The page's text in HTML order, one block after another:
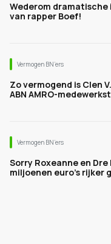
Wederom
van rapper Boef!
Vermogen BN’ers
Zo vermogend is Clen
ABN AMRO-
Vermogen BN’ers
Sorry Roxeanne en
miljoenen euro's rijker